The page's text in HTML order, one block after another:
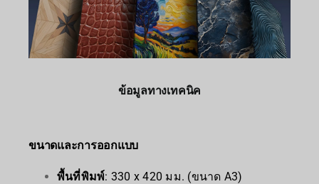
ข้อมูลทางเทคนิค
ขนาดและการออกแบบ
พื้นที่พิมพ์: 330 x 420 มม. (ขนาด A3)